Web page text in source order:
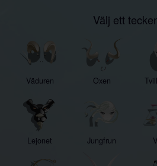
Välj ett
Väduren Oxen
Lejonet Jungfrun